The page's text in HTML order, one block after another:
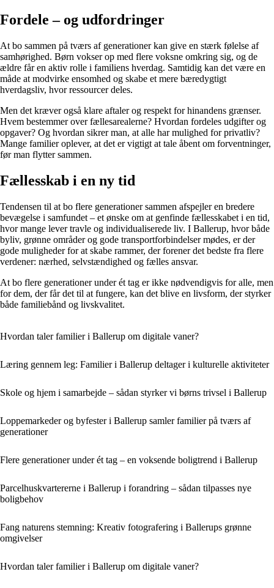
Fordele – og udfordringer
At bo sammen på tværs af generationer kan give en stærk følelse af
samhørighed. Børn vokser op med flere voksne omkring sig, og de
ældre får en aktiv rolle i familiens hverdag. Samtidig kan det være en
måde at modvirke ensomhed og skabe et mere bæredygtigt
hverdagsliv, hvor ressourcer deles.
Men det kræver også klare aftaler og respekt for hinandens grænser.
Hvem bestemmer over fællesarealerne? Hvordan fordeles udgifter og
opgaver? Og hvordan sikrer man, at alle har mulighed for privatliv?
Mange familier oplever, at det er vigtigt at tale åbent om forventninger,
før man flytter sammen.
Fællesskab i en ny tid
Tendensen til at bo flere generationer sammen afspejler en bredere
bevægelse i samfundet – et ønske om at genfinde fællesskabet i en tid,
hvor mange lever travle og individualiserede liv. I Ballerup, hvor både
byliv, grønne områder og gode transportforbindelser mødes, er der
gode muligheder for at skabe rammer, der forener det bedste fra flere
verdener: nærhed, selvstændighed og fælles ansvar.
At bo flere generationer under ét tag er ikke nødvendigvis for alle, men
for dem, der får det til at fungere, kan det blive en livsform, der styrker
både familiebånd og livskvalitet.
Hvordan taler familier i Ballerup om digitale vaner?
Læring gennem leg: Familier i Ballerup deltager i kulturelle aktiviteter
Skole og hjem i samarbejde – sådan styrker vi børns trivsel i Ballerup
Loppemarkeder og byfester i Ballerup samler familier på tværs af
generationer
Flere generationer under ét tag – en voksende boligtrend i Ballerup
Parcelhuskvartererne i Ballerup i forandring – sådan tilpasses nye
boligbehov
Fang naturens stemning: Kreativ fotografering i Ballerups grønne
omgivelser
Hvordan taler familier i Ballerup om digitale vaner?